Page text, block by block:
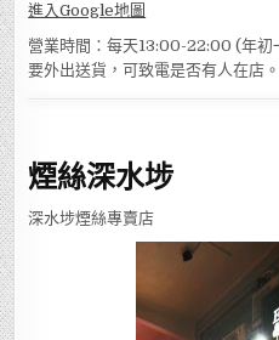
進入Google地圖
營業時間：每天13:00-22:00 (年初
要外出送貨，可致電是否有人在店。
煙絲深水埗
深水埗煙絲專賣店